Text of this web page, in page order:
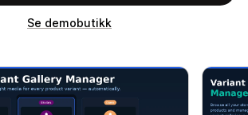
Se demobutikk